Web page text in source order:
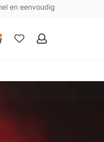
en eenvoudig
Mijn